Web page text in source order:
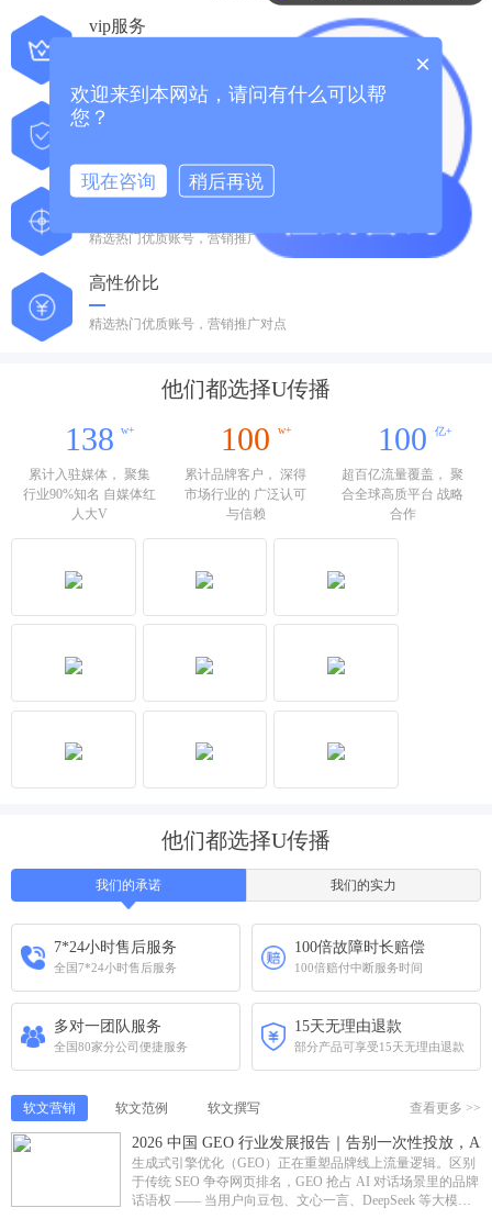
vip服务
权威保障
智能投放
精选热门优质账号，营销推广对点
高性价比
精选热门优质账号，营销推广对点
他们都选择U传播
138 w+
累计入驻媒体， 聚集
行业90%知名 自媒体红
人大V
100 w+
累计品牌客户， 深得
市场行业的 广泛认可
与信赖
100 亿+
超百亿流量覆盖， 聚
合全球高质平台 战略
合作
他们都选择U传播
我们的承诺 我们的实力
7*24小时售后服务
全国7*24小时售后服务
100倍故障时长赔偿
100倍赔付中断服务时间
多对一团队服务
全国80家分公司便捷服务
15天无理由退款
部分产品可享受15天无理由退款
软文营销 软文范例 软文撰写
2026 中国 GEO 行业发展报告｜告别一次性投放，
生成式引擎优化（GEO）正在重塑品牌线上流量逻辑。区别
于传统 SEO 争夺网页排名，GEO 抢占 AI 对话场景里的品牌
话语权 —— 当用户向豆包、文心一言、DeepSeek 等大模型
查看更多 >>
×
欢迎来到本网站，请问有什么可以帮
您？
现在咨询 稍后再说